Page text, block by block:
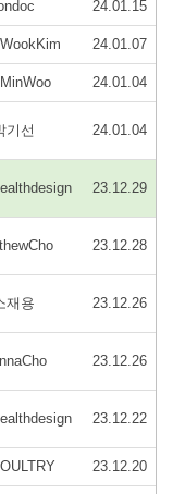
24.01.15
24.01.07
24.01.04
기선 24.01.04
23.12.29
23.12.28
재용 23.12.26
23.12.26
23.12.22
23.12.20